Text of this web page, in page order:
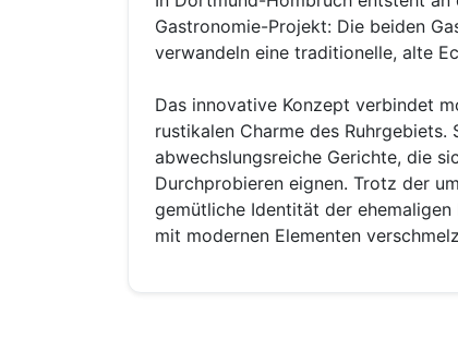
Gastronomie-Projekt: Die beiden
verwandeln eine traditionelle, alte
Das innovative Konzept verbindet
rustikalen Charme des
abwechslungsreiche Gerichte, die
Durchprobieren eignen. Trotz der
gemütliche Identität der
mit modernen Elementen